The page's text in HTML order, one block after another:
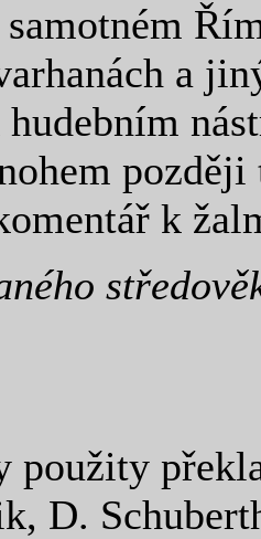
a
k
použity
D.